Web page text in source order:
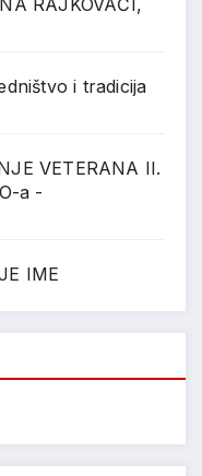
i tradicija
VETERANA II.
a -
IME